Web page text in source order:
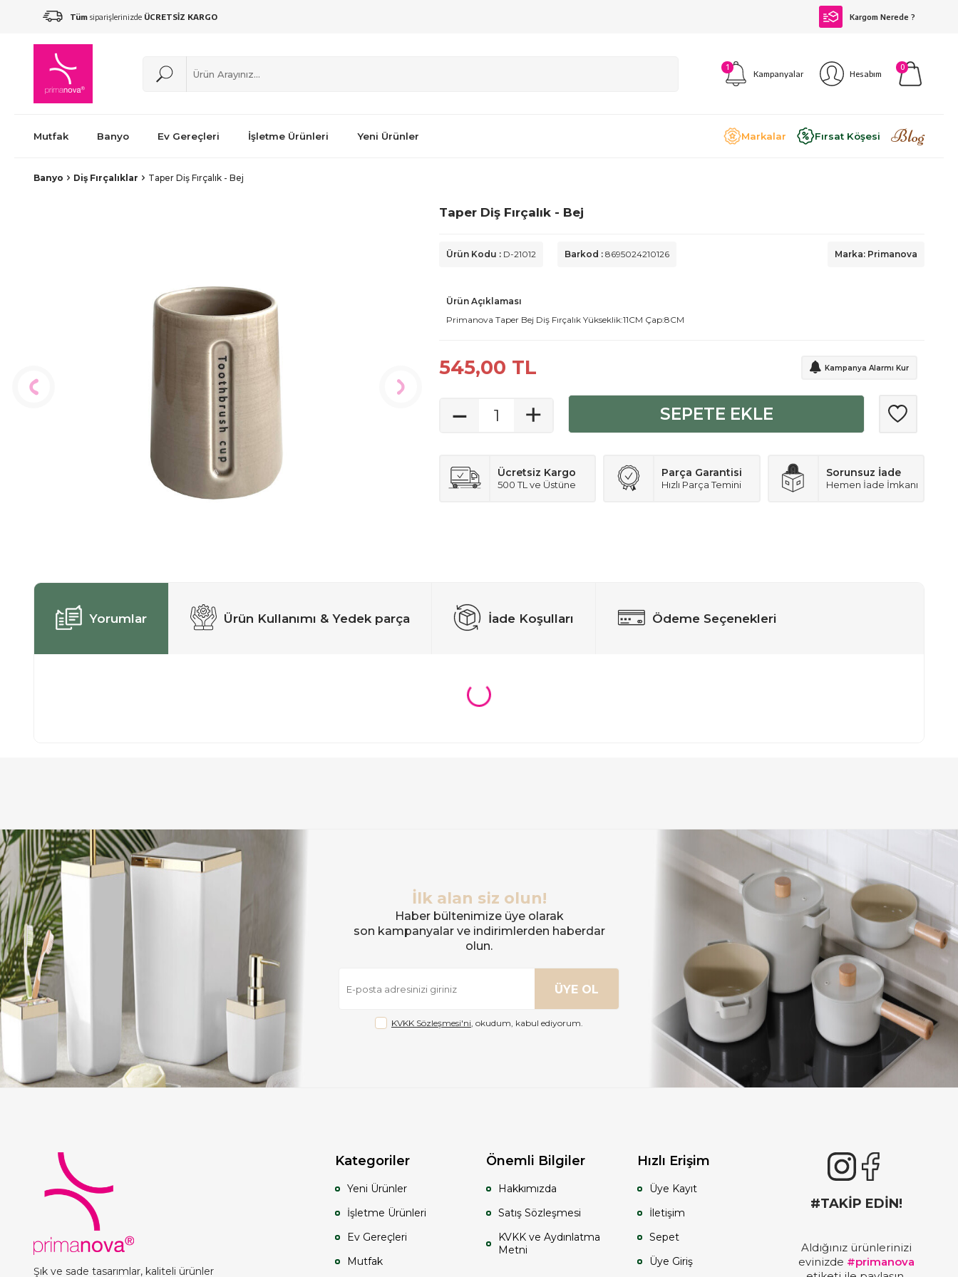
Tüm siparişlerinizde ÜCRETSİZ KARGO Kargom Nerede ?
1
Kampanyalar Hesabım
0
Mutfak Banyo Ev Gereçleri İşletme Ürünleri Yeni Ürünler Markalar Fırsat Köşesi Blog
Banyo Diş Fırçalıklar Taper Diş Fırçalık - Bej
Taper Diş Fırçalık - Bej
Ürün Kodu : D-21012 Barkod :8695024210126 Marka: Primanova
Ürün Açıklaması
Primanova Taper Bej Diş Fırçalık Yükseklik:11CM Çap:8CM
545,00 TL Kampanya Alarmı Kur
SEPETE EKLE
Ücretsiz Kargo
500 TL ve Üstüne
Parça Garantisi
Hızlı Parça Temini
Sorunsuz İade
Hemen İade İmkanı
Yorumlar Ürün Kullanımı & Yedek parça İade Koşulları Ödeme Seçenekleri
İlk alan siz olun!
Haber bültenimize üye olarak
son kampanyalar ve indirimlerden haberdar
olun.
ÜYE OL
KVKK Sözleşmesi'ni , okudum, kabul ediyorum.
Şık ve sade tasarımlar, kaliteli ürünler
#TAKİP EDİN!
Aldığınız ürünlerinizi
evinizde #primanova
Kategoriler
Yeni Ürünler
İşletme Ürünleri
Ev Gereçleri
Mutfak
Önemli Bilgiler
Hakkımızda
Satış Sözleşmesi
KVKK ve Aydınlatma
Metni
Hızlı Erişim
Üye Kayıt
İletişim
Sepet
Üye Giriş